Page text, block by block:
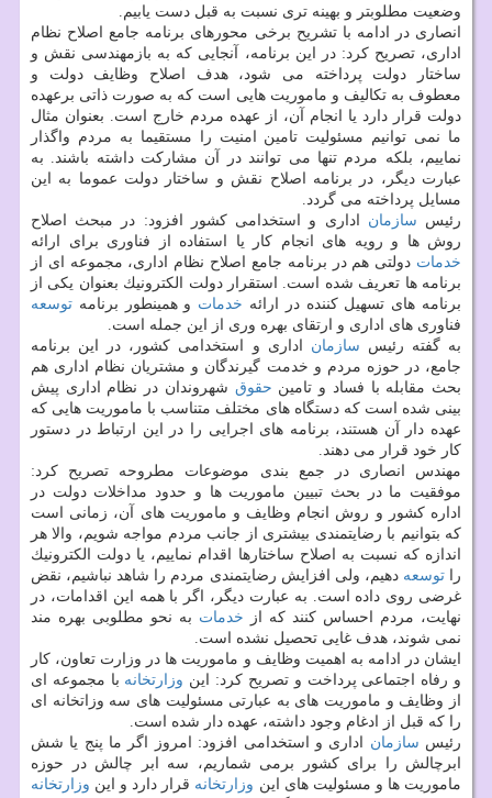
وضعیت مطلوبتر و بهینه تری نسبت به قبل دست یابیم.
انصاری در ادامه با تشریح برخی محورهای برنامه جامع اصلاح نظام
اداری، تصریح كرد: در این برنامه، آنجایی كه به بازمهندسی نقش و
ساختار دولت پرداخته می شود، هدف اصلاح وظایف دولت و
معطوف به تكالیف و ماموریت هایی است كه به صورت ذاتی برعهده
دولت قرار دارد یا انجام آن، از عهده مردم خارج است. بعنوان مثال
ما نمی توانیم مسئولیت تامین امنیت را مستقیما به مردم واگذار
نماییم، بلكه مردم تنها می توانند در آن مشاركت داشته باشند. به
عبارت دیگر، در برنامه اصلاح نقش و ساختار دولت عموما به این
مسایل پرداخته می گردد.
رئیس سازمان اداری و استخدامی كشور افزود: در مبحث اصلاح
روش ها و رویه های انجام كار یا استفاده از فناوری برای ارائه
خدمات دولتی هم در برنامه جامع اصلاح نظام اداری، مجموعه ای از
برنامه ها تعریف شده است. استقرار دولت الكترونیك بعنوان یكی از
برنامه های تسهیل كننده در ارائه خدمات و همینطور برنامه توسعه
فناوری های اداری و ارتقای بهره وری از این جمله است.
به گفته رئیس سازمان اداری و استخدامی كشور، در این برنامه
جامع، در حوزه مردم و خدمت گیرندگان و مشتریان نظام اداری هم
بحث مقابله با فساد و تامین حقوق شهروندان در نظام اداری پیش
بینی شده است كه دستگاه های مختلف متناسب با ماموریت هایی كه
عهده دار آن هستند، برنامه های اجرایی را در این ارتباط در دستور
كار خود قرار می دهند.
مهندس انصاری در جمع بندی موضوعات مطروحه تصریح كرد:
موفقیت ما در بحث تبیین ماموریت ها و حدود مداخلات دولت در
اداره كشور و روش انجام وظایف و ماموریت های آن، زمانی است
كه بتوانیم با رضایتمندی بیشتری از جانب مردم مواجه شویم، والا هر
اندازه كه نسبت به اصلاح ساختارها اقدام نماییم، یا دولت الكترونیك
راتوسعه دهیم، ولی افزایش رضایتمندی مردم را شاهد نباشیم، نقض
غرضی روی داده است. به عبارت دیگر، اگر با همه این اقدامات، در
نهایت، مردم احساس كنند كه از خدمات به نحو مطلوبی بهره مند
نمی شوند، هدف غایی تحصیل نشده است.
ایشان در ادامه به اهمیت وظایف و ماموریت ها در وزارت تعاون، كار
و رفاه اجتماعی پرداخت و تصریح كرد: این وزارتخانه با مجموعه ای
از وظایف و ماموریت های به عبارتی مسئولیت های سه وزاتخانه ای
را كه قبل از ادغام وجود داشته، عهده دار شده است.
رئیس سازمان اداری و استخدامی افزود: امروز اگر ما پنج یا شش
ابرچالش را برای كشور برمی شماریم، سه ابر چالش در حوزه
ماموریت ها و مسئولیت های این وزارتخانه قرار دارد و این وزارتخانه